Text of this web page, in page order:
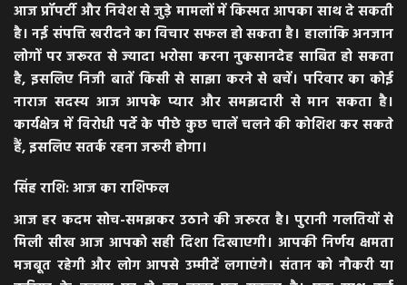
आज प्रॉपर्टी और निवेश से जुड़े मामलों में किस्मत आपका साथ दे सकती
है। नई संपत्ति खरीदने का विचार सफल हो सकता है। हालांकि अनजान
लोगों पर जरूरत से ज्यादा भरोसा करना नुकसानदेह साबित हो सकता
है, इसलिए निजी बातें किसी से साझा करने से बचें। परिवार का कोई
नाराज सदस्य आज आपके प्यार और समझदारी से मान सकता है।
कार्यक्षेत्र में विरोधी पर्दे के पीछे कुछ चालें चलने की कोशिश कर सकते
हैं, इसलिए सतर्क रहना जरूरी होगा।
सिंह राशि: आज का राशिफल
आज हर कदम सोच-समझकर उठाने की जरूरत है। पुरानी गलतियों से
मिली सीख आज आपको सही दिशा दिखाएगी। आपकी निर्णय क्षमता
मजबूत रहेगी और लोग आपसे उम्मीदें लगाएंगे। संतान को नौकरी या